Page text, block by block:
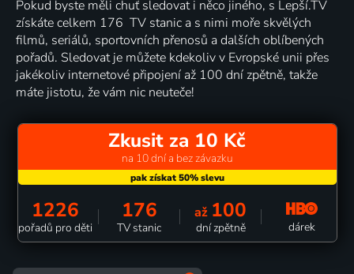
Pokud byste měli chuť sledovat i něco jiného, s Lepší.TV
získáte celkem 176 TV stanic a s nimi moře skvělých
filmů, seriálů, sportovních přenosů a dalších oblíbených
pořadů. Sledovat je můžete kdekoliv v Evropské unii přes
jakékoliv internetové připojení až 100 dní zpětně, takže
máte jistotu, že vám nic neuteče!
Zkusit za 10 Kč
na 10 dní a bez závazku
1226
pořadů pro děti
176
TV stanic
až 100
dní zpětně dárek